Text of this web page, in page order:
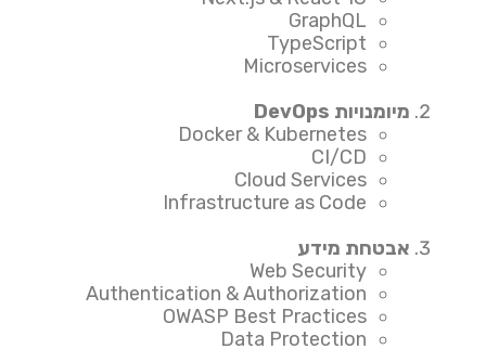
GraphQL
TypeScript
Microservices
מיומנויות DevOps
Docker & Kubernetes
CI/CD
Cloud Services
Infrastructure as Code
אבטחת מידע
Web Security
Authentication & Authorization
OWASP Best Practices
Data Protection